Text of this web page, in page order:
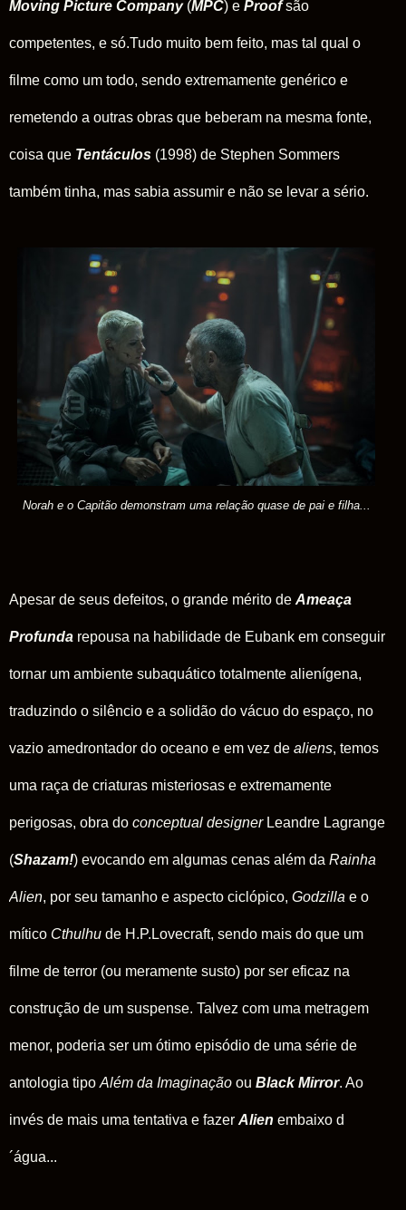
Moving Picture Company(MPC) e Proof são
competentes, e só.Tudo muito bem feito, mas tal qual o
filme como um todo, sendo extremamente genérico e
remetendo a outras obras que beberam na mesma fonte,
coisa que Tentáculos (1998) de Stephen Sommers
também tinha, mas sabia assumir e não se levar a sério.
Norah e o Capitão demonstram uma relação quase de pai e filha...
Apesar de seus defeitos, o grande mérito de Ameaça
Profunda repousa na habilidade de Eubank em conseguir
tornar um ambiente subaquático totalmente alienígena,
traduzindo o silêncio e a solidão do vácuo do espaço, no
vazio amedrontador do oceano e em vez de aliens, temos
uma raça de criaturas misteriosas e extremamente
perigosas, obra do conceptual designerLeandre Lagrange
(Shazam!) evocando em algumas cenas além da Rainha
Alien, por seu tamanho e aspecto ciclópico, Godzilla e o
mítico Cthulhu de H.P.Lovecraft, sendo mais do que um
filme de terror (ou meramente susto) por ser eficaz na
construção de um suspense. Talvez com uma metragem
menor, poderia ser um ótimo episódio de uma série de
antologia tipo Além da Imaginação ou Black Mirror. Ao
invés de mais uma tentativa e fazer Alien embaixo d
´água...